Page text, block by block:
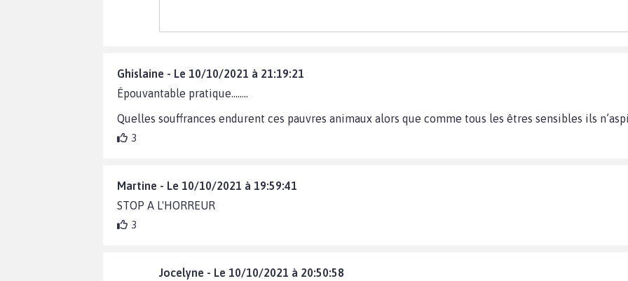
Ghislaine - Le 10/10/2021 à 21:19:21
Épouvantable pratique……..
Quelles souffrances endurent ces pauvres animaux alors que comme tous les êtres sensibles ils
3
Martine - Le 10/10/2021 à 19:59:41
STOP A L'HORREUR
3
Jocelyne - Le 10/10/2021 à 20:50:58